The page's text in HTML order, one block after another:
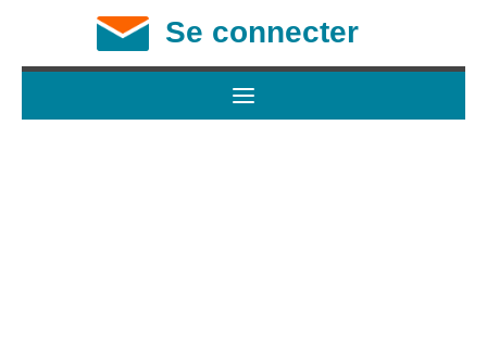
Se connecter